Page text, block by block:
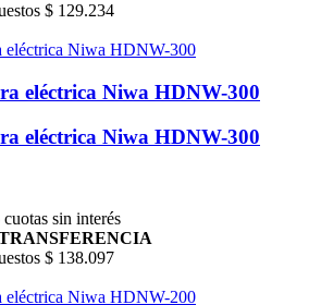
$ 129.234
eléctrica Niwa HDNW-300
eléctrica Niwa HDNW-300
sin interés
$ 138.097